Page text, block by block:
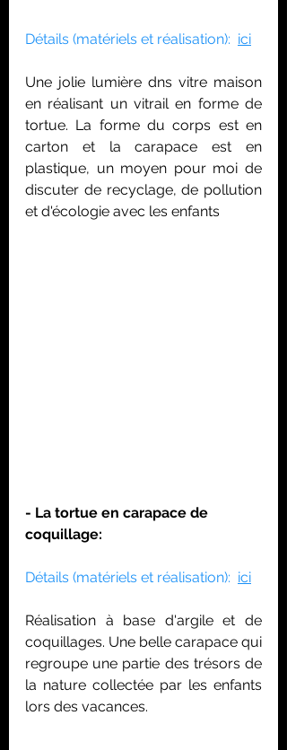
Détails (matériels et réalisation): ici
Une jolie lumière dns vitre maison
en réalisant un vitrail en forme de
tortue. La forme du corps est en
carton et la carapace est en
plastique, un moyen pour moi de
discuter de recyclage, de pollution
et d'écologie avec les enfants
- La tortue en carapace de
coquillage:
Détails (matériels et réalisation): ici
Réalisation à base d'argile et de
coquillages. Une belle carapace qui
regroupe une partie des trésors de
la nature collectée par les enfants
lors des vacances.